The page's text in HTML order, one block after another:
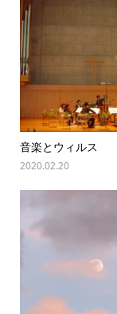
音楽とウィルス
2020.02.20